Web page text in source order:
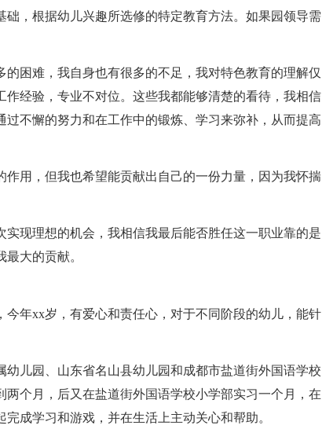
，根据幼儿兴趣所选修的特定教育方法。如果园领导需
困难，我自身也有很多的不足，我对特色教育的理解仅
经验，专业不对位。这些我都能够清楚的看待，我相信
不懈的努力和在工作中的锻炼、学习来弥补，从而提高
用，但我也希望能贡献出自己的一份力量，因为我怀揣
现理想的机会，我相信我最后能否胜任这一职业靠的是
大的贡献。
年xx岁，有爱心和责任心，对于不同阶段的幼儿，能针
儿园、山东省名山县幼儿园和成都市盐道街外国语学校
个月，后又在盐道街外国语学校小学部实习一个月，在
成学习和游戏，并在生活上主动关心和帮助。